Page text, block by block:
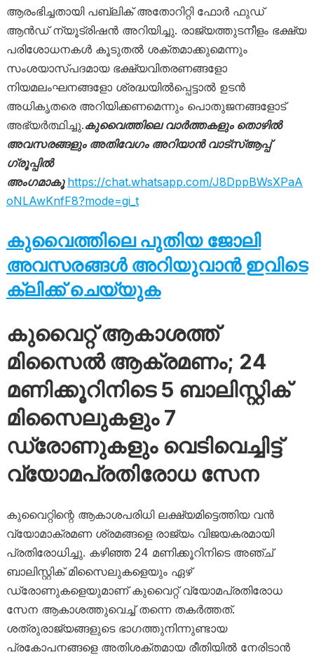
ആരംഭിച്ചതായി പബ്ലിക് അതോറിറ്റി ഫോർ ഫുഡ്
ആൻഡ് ന്യൂട്രിഷൻ അറിയിച്ചു. രാജ്യത്തുടനീളം ഭക്ഷ്യ
പരിശോധനകൾ കൂടുതൽ ശക്തമാക്കുമെന്നും
സംശയാസ്പദമായ ഭക്ഷ്യവിതരണങ്ങളോ
നിയമലംഘനങ്ങളോ ശ്രദ്ധയിൽപ്പെട്ടാൽ ഉടൻ
അധികൃതരെ അറിയിക്കണമെന്നും പൊതുജനങ്ങളോട്
അഭ്യർത്ഥിച്ചു.കുവൈത്തിലെ വാർത്തകളും തൊഴിൽ
അവസരങ്ങളും അതിവേഗം അറിയാൻ വാട്സ്ആപ്പ്
ഗ്രൂപ്പിൽ
അംഗമാകൂ https://chat.whatsapp.com/J8DppBWsXPaA
oNLAwKnfF8?mode=gi_t
കുവൈത്തിലെ പുതിയ ജോലി
അവസരങ്ങൾ അറിയുവാൻ ഇവിടെ
ക്ലിക്ക് ചെയ്യുക
കുവൈറ്റ് ആകാശത്ത്
മിസൈൽ ആക്രമണം; 24
മണിക്കൂറിനിടെ 5 ബാലിസ്റ്റിക്
മിസൈലുകളും 7
ഡ്രോണുകളും വെടിവെച്ചിട്ട്
വ്യോമപ്രതിരോധ സേന
കുവൈറ്റിന്റെ ആകാശപരിധി ലക്ഷ്യമിട്ടെത്തിയ വൻ
വ്യോമാക്രമണ ശ്രമങ്ങളെ രാജ്യം വിജയകരമായി
പ്രതിരോധിച്ചു. കഴിഞ്ഞ 24 മണിക്കൂറിനിടെ അഞ്ച്
ബാലിസ്റ്റിക് മിസൈലുകളെയും ഏഴ്
ഡ്രോണുകളെയുമാണ് കുവൈറ്റ് വ്യോമപ്രതിരോധ
സേന ആകാശത്തുവെച്ച് തന്നെ തകർത്തത്.
ശത്രുരാജ്യങ്ങളുടെ ഭാഗത്തുനിന്നുണ്ടായ
പ്രകോപനങ്ങളെ അതിശക്തമായ രീതിയിൽ നേരിടാൻ